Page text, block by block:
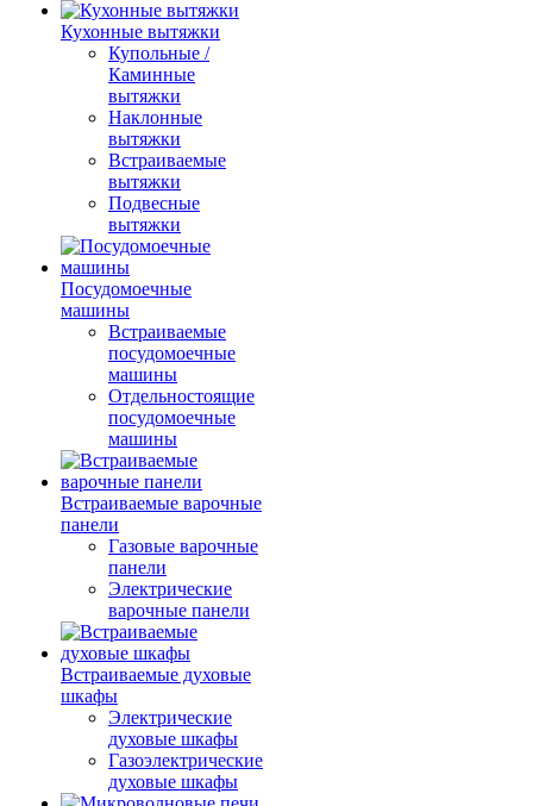
Кухонные вытяжки
Купольные /
Каминные
вытяжки
Наклонные
вытяжки
Встраиваемые
вытяжки
Подвесные
вытяжки
Посудомоечные
машины
Встраиваемые
посудомоечные
машины
Отдельностоящие
посудомоечные
машины
Встраиваемые варочные
панели
Газовые варочные
панели
Электрические
варочные панели
Встраиваемые духовые
шкафы
Электрические
духовые шкафы
Газоэлектрические
духовые шкафы